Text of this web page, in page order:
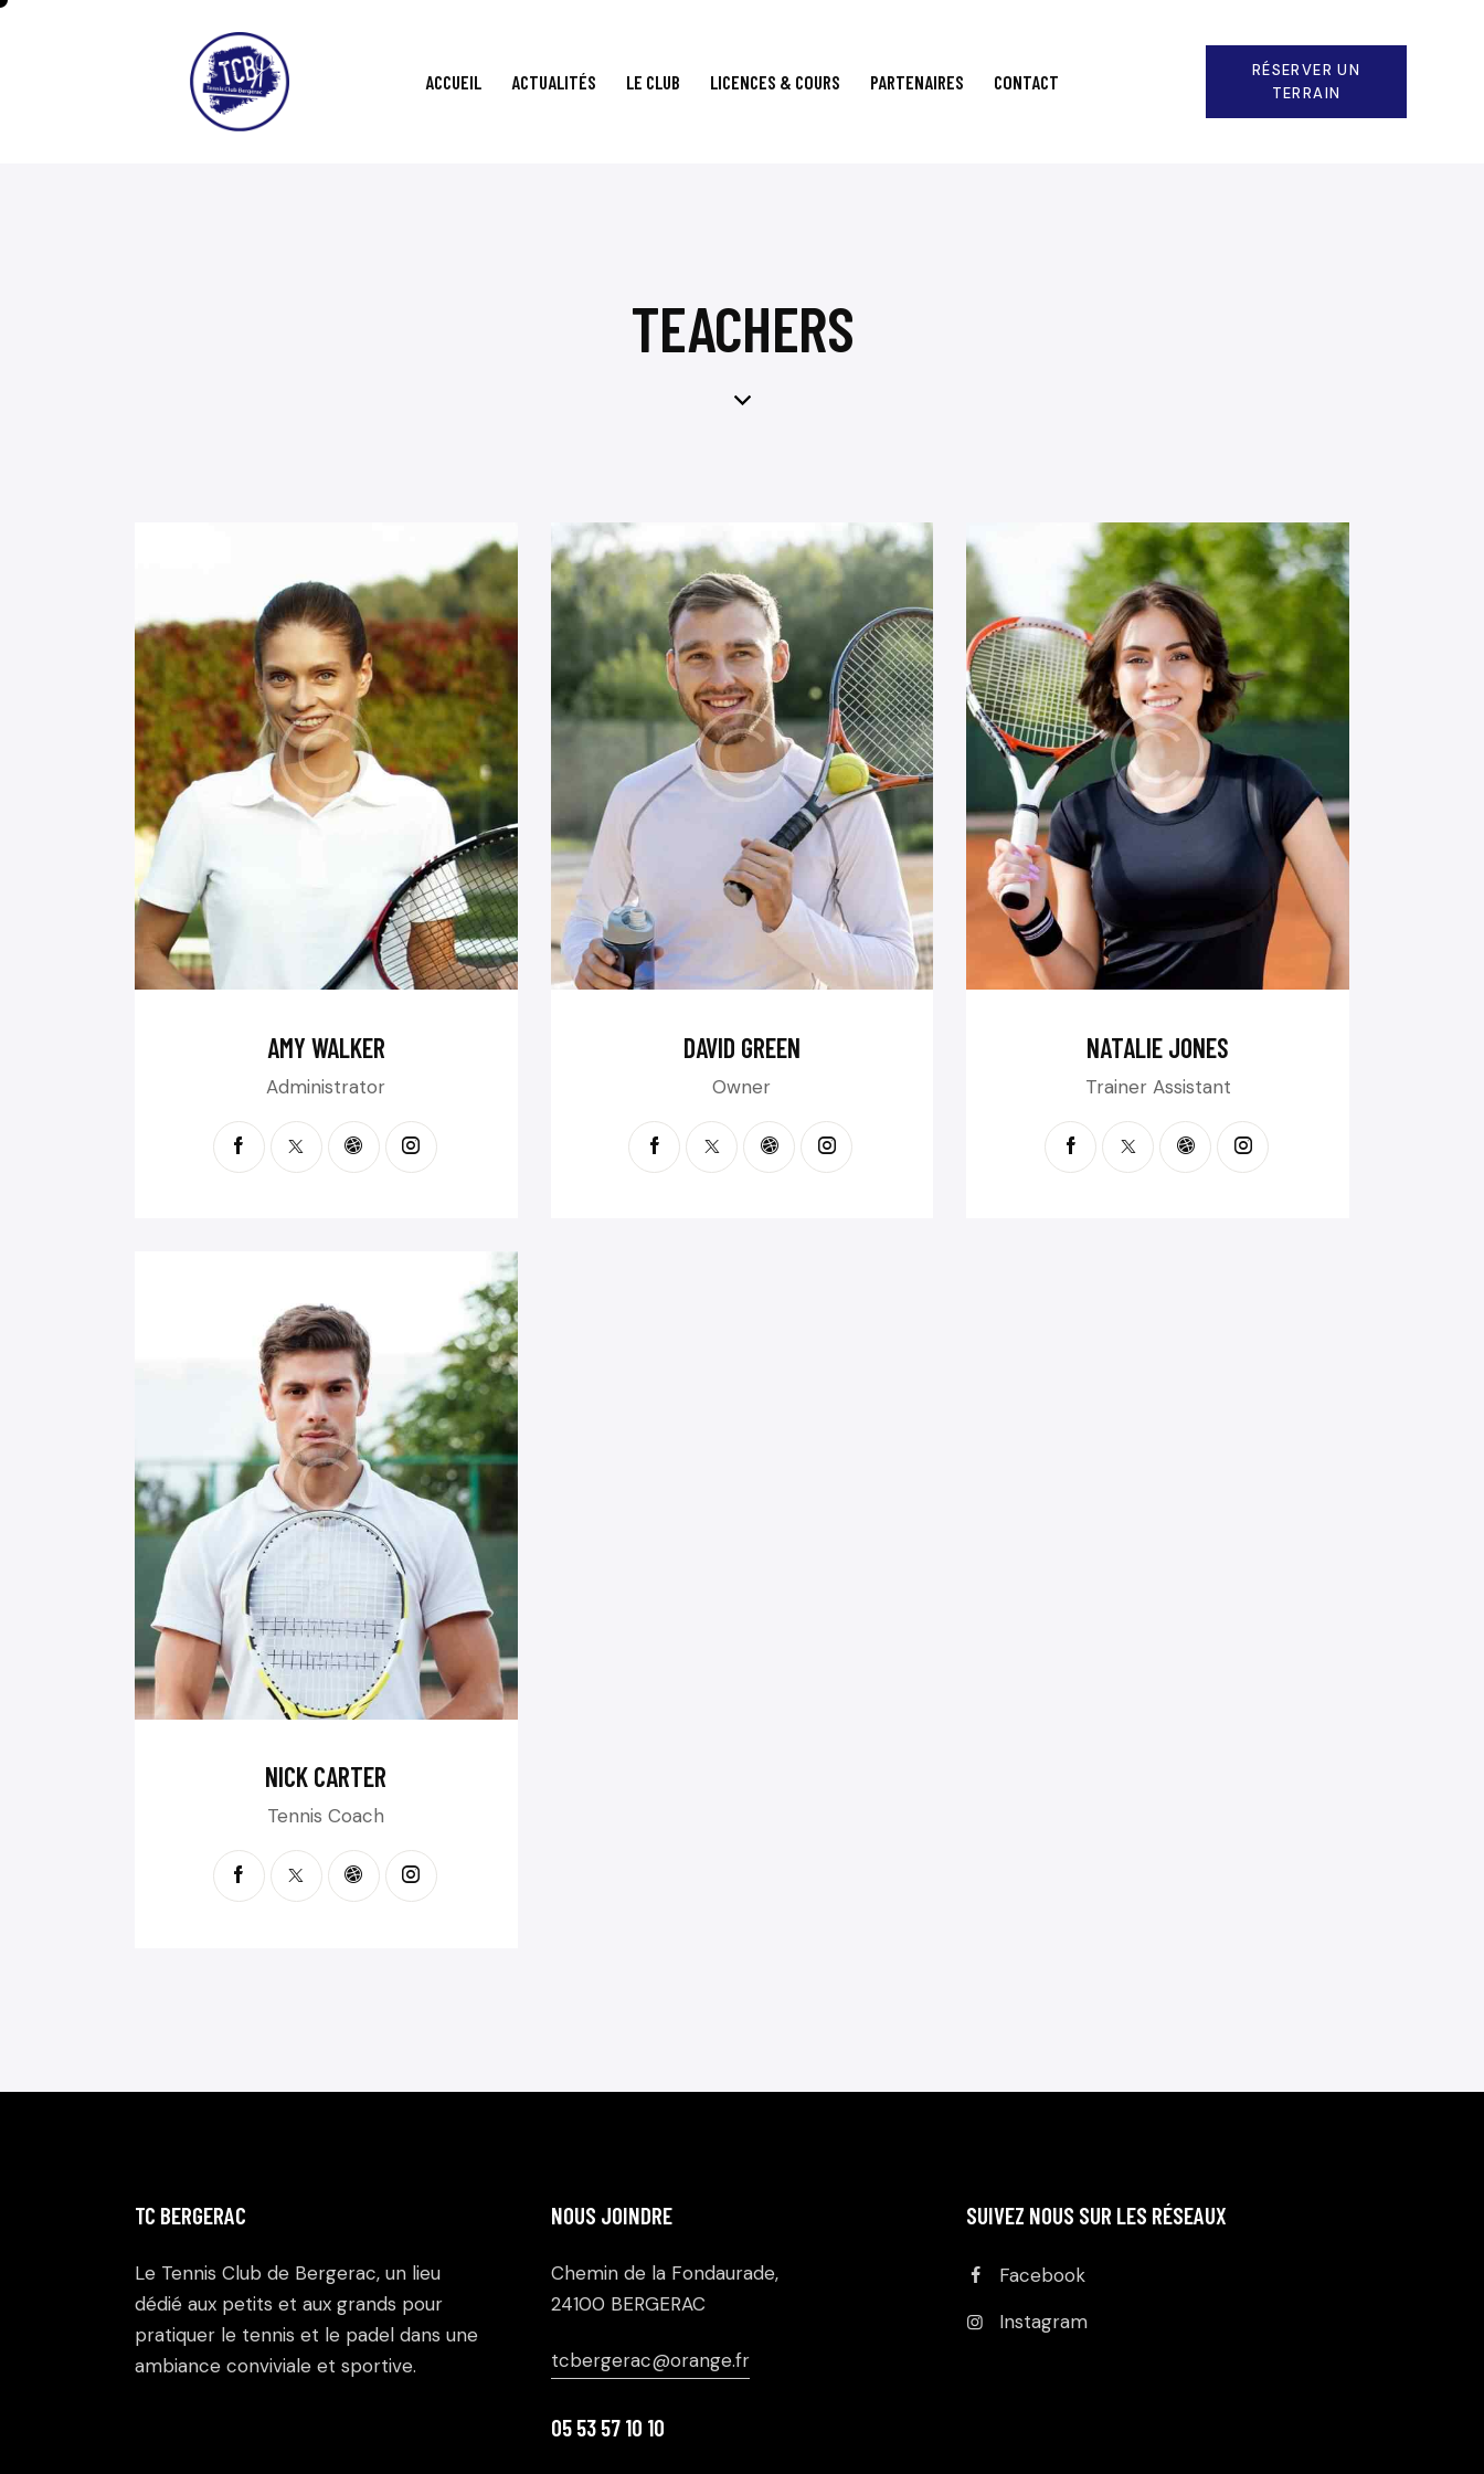
ACCUEIL ACTUALITÉS LE CLUB LICENCES & COURS PARTENAIRES CONTACT
RÉSERVER UN
TERRAIN
TEACHERS
AMY WALKER
Administrator
DAVID GREEN
Owner
NATALIE JONES
Trainer Assistant
NICK CARTER
Tennis Coach
TC BERGERAC
Le Tennis Club de Bergerac, un lieu
dédié aux petits et aux grands pour
pratiquer le tennis et le padel dans une
ambiance conviviale et sportive.
NOUS JOINDRE
Chemin de la Fondaurade,
24100 BERGERAC
tcbergerac@orange.fr
05 53 57 10 10
SUIVEZ NOUS SUR LES RÉSEAUX
Facebook
Instagram